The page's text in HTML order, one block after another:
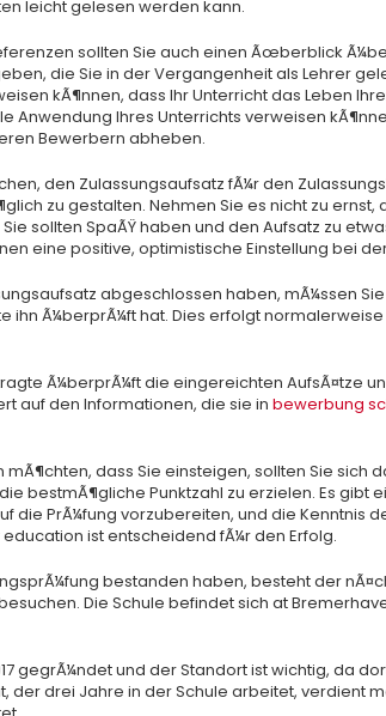
leicht gelesen werden kann.
sollten Sie auch einen Ãœberblick
die Sie in der Vergangenheit als Lehrer
kÃ¶nnen, dass Ihr Unterricht das Leben
Anwendung Ihres Unterrichts verweisen
Bewerbern abheben.
den Zulassungsaufsatz fÃ¼r den
zu gestalten. Nehmen Sie es nicht zu ernst,
sollten SpaÃŸ haben und den Aufsatz zu
eine positive, optimistische Einstellung bei
abgeschlossen haben, mÃ¼ssen
ihn Ã¼berprÃ¼ft hat. Dies erfolgt
Ã¼berprÃ¼ft die eingereichten AufsÃ¤tze
auf den Informationen, die sie in bewerbung
mÃ¶chten, dass Sie einsteigen, sollten Sie sich
bestmÃ¶gliche Punktzahl zu erzielen. Es gibt
die PrÃ¼fung vorzubereiten, und die Kenntnis
ist entscheidend fÃ¼r den Erfolg.
bestanden haben, besteht der
Die Schule befindet sich at
gegrÃ¼ndet und der Standort ist wichtig, da
der drei Jahre in der Schule arbeitet, verdient